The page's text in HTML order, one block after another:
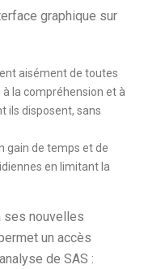
graphique sur
aisément de toutes
à la compréhension et à
ils disposent, sans
gain de temps et de
en limitant la
ses nouvelles
un accès
de SAS :